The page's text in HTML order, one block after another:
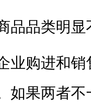
品品类明显
业购进和
如果两者